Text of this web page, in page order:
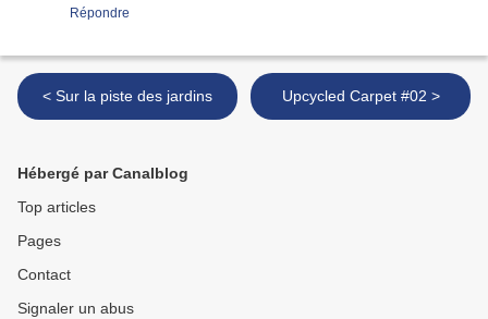
Répondre
< Sur la piste des jardins Upcycled Carpet #02 >
Hébergé par Canalblog
Top articles
Pages
Contact
Signaler un abus